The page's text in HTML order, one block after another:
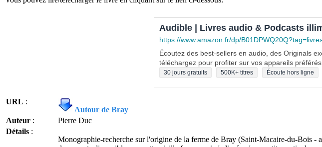
Audible | Livres audio & Podcasts
https://www.amazon.fr/dp/
Écoutez des best-sellers en audio, des Originals
téléchargez pour profiter sur vos appareils
30 jours gratuits 500K+ titres Écoute hors ligne
URL :
Autour de Bray
Auteur :
Pierre Duc
Détails :
Monographie-recherche sur l'origine de la ferme de Bray (Saint-Macaire-du-Bois